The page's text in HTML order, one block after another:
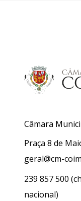
Câmara
Praça 8 de
geral@cm-
239 857 500
nacional)